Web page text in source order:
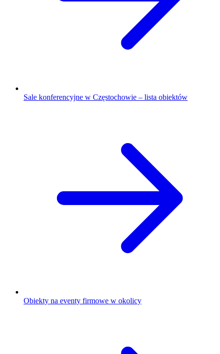
Sale konferencyjne w Częstochowie – lista obiektów
Obiekty na eventy firmowe w okolicy